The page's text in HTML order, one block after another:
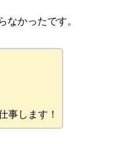
なかったです。
事します！